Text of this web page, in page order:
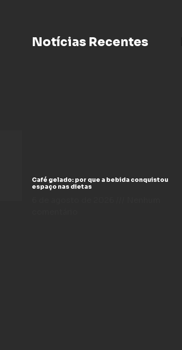
Notícias Recentes
Café gelado: por que a bebida conquistou
espaço nas dietas